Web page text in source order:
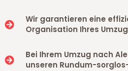
Wir garantieren eine
Organisation Ihres
Bei Ihrem Umzug nach
unseren Rundum-